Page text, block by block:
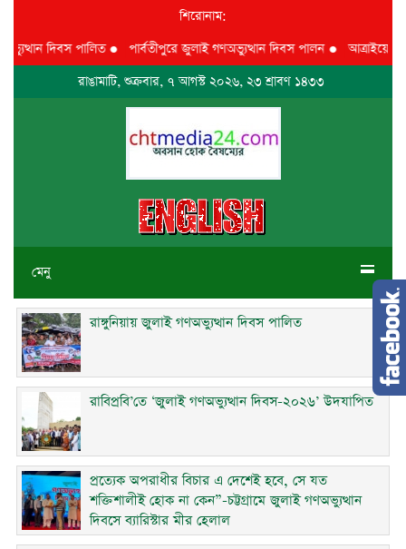
শিরোনাম:
দিবস পালিত●পার্বতীপুরে জুলাই গণঅভ্যুত্থান দিবস পালন●আত্রাইয়ে
রাঙামাটি, শুক্রবার, ৭ আগস্ট ২০২৬, ২৩ শ্রাবণ ১৪৩৩
মেনু
রাঙ্গুনিয়ায় জুলাই গণঅভ্যুত্থান দিবস পালিত
রাবিপ্রবি’তে ‘জুলাই গণঅভ্যুত্থান দিবস-২০২৬’ উদযাপিত
প্রত্যেক অপরাধীর বিচার এ দেশেই হবে, সে যত
শক্তিশালীই হোক না কেন”-চট্টগ্রামে জুলাই গণঅভ্যুত্থান
দিবসে ব্যারিস্টার মীর হেলাল